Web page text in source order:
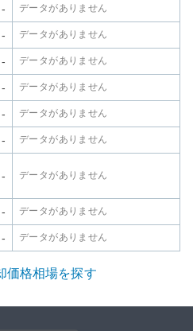
- データがありません
- データがありません
- データがありません
- データがありません
- データがありません
- データがありません
- データがありません
- データがありません
- データがありません
価格相場を探す